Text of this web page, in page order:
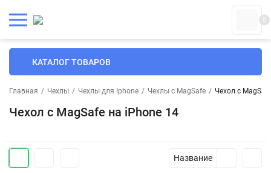
0
КАТАЛОГ ТОВАРОВ
Главная / Чехлы / Чехлы для Iphone / Чехлы с MagSafe / Чехол с
Чехол с MagSafe на iPhone 14
Название